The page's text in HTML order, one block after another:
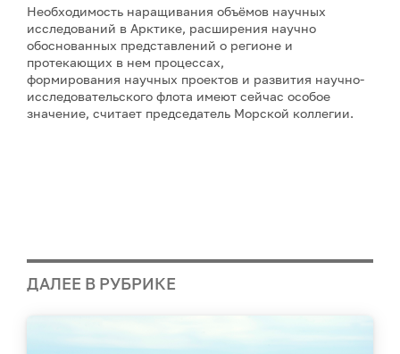
Необходимость наращивания объёмов научных
исследований в Арктике, расширения научно
обоснованных представлений о регионе и
протекающих в нем процессах,
формирования научных проектов и развития научно-
исследовательского флота имеют сейчас особое
значение, считает председатель Морской коллегии.
ДАЛЕЕ В РУБРИКЕ